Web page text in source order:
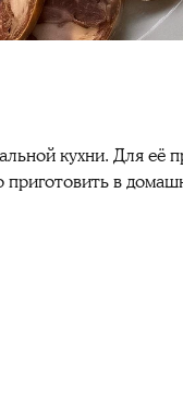
кухни. Для её
в